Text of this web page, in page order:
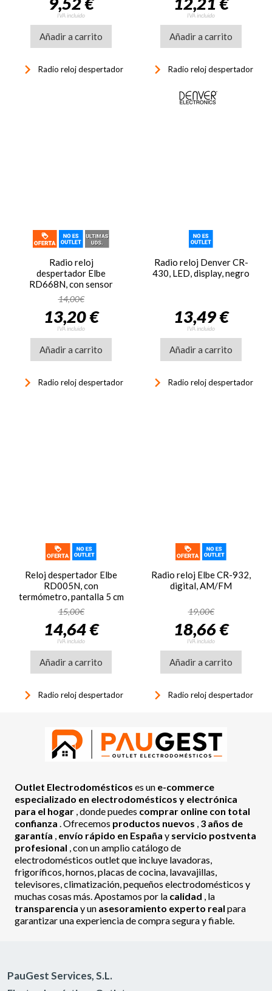
IVA incluido
Añadir a carrito
keyboard_arrow_right Radio reloj despertador
IVA incluido
Añadir a carrito
keyboard_arrow_right Radio reloj despertador
Radio reloj
despertador Elbe
RD668N, con sensor
temperatura
14,00€
13,20 €
IVA incluido
Añadir a carrito
keyboard_arrow_right Radio reloj despertador
Radio reloj Denver CR-
430, LED, display, negro
13,49 €
IVA incluido
Añadir a carrito
keyboard_arrow_right Radio reloj despertador
Reloj despertador Elbe
RD005N, con
termómetro, pantalla 5 cm
LCD, negro
15,00€
14,64 €
IVA incluido
Añadir a carrito
keyboard_arrow_right Radio reloj despertador
Radio reloj Elbe CR-932,
digital, AM/FM
19,00€
18,66 €
IVA incluido
Añadir a carrito
keyboard_arrow_right Radio reloj despertador
Outlet Electrodomésticos es un e-commerce
especializado en electrodomésticos y electrónica
para el hogar , donde puedes comprar online con total
confianza . Ofrecemos productos nuevos , 3 años de
garantía , envío rápido en España y servicio postventa
profesional , con un amplio catálogo de
electrodomésticos outlet que incluye lavadoras,
frigoríficos, hornos, placas de cocina, lavavajillas,
televisores, climatización, pequeños electrodomésticos y
muchas cosas más. Apostamos por la calidad , la
transparencia y un asesoramiento experto real para
garantizar una experiencia de compra segura y fiable.
PauGest Services, S.L.